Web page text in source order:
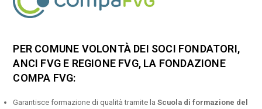
PER COMUNE VOLONTÀ DEI SOCI FONDATORI,
ANCI FVG E REGIONE FVG, LA FONDAZIONE
COMPA FVG:
Garantisce formazione di qualità tramite laScuola di formazione del